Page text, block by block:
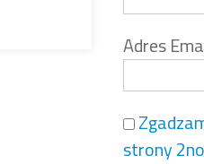
Adres
strony